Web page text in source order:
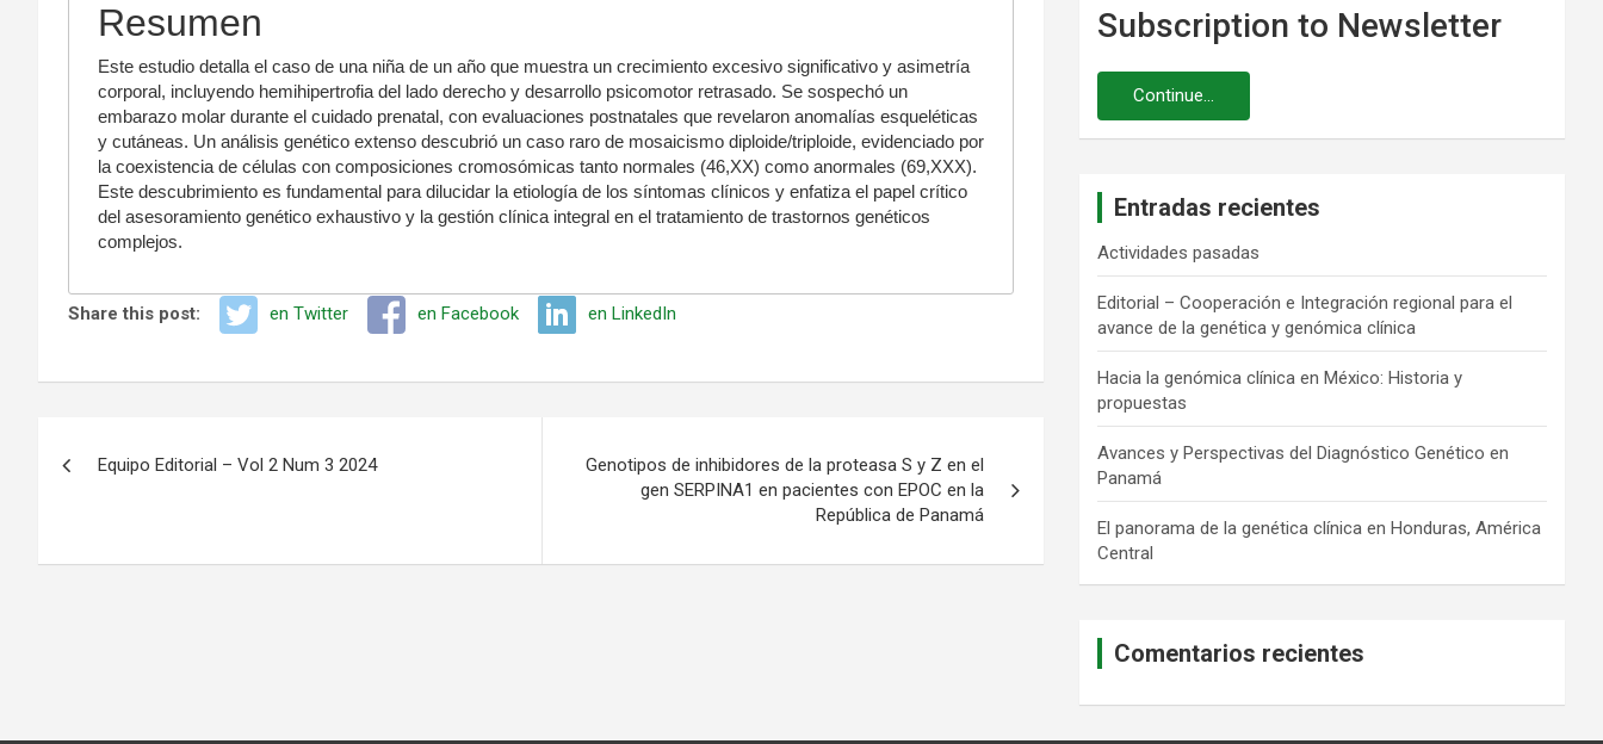
Resumen
Este estudio detalla el caso de una niña de un año que muestra un crecimiento excesivo significativo y asimetría
corporal, incluyendo hemihipertrofia del lado derecho y desarrollo psicomotor retrasado. Se sospechó un
embarazo molar durante el cuidado prenatal, con evaluaciones postnatales que revelaron anomalías esqueléticas
y cutáneas. Un análisis genético extenso descubrió un caso raro de mosaicismo diploide/triploide, evidenciado por
la coexistencia de células con composiciones cromosómicas tanto normales (46,XX) como anormales (69,XXX).
Este descubrimiento es fundamental para dilucidar la etiología de los síntomas clínicos y enfatiza el papel crítico
del asesoramiento genético exhaustivo y la gestión clínica integral en el tratamiento de trastornos genéticos
complejos.
Share this post: en Twitter en Facebook en LinkedIn
Equipo Editorial – Vol 2 Num 3 2024
Genotipos de inhibidores de la proteasa S y Z en el
gen SERPINA1 en pacientes con EPOC en la
República de Panamá
Subscription to Newsletter
Entradas recientes
Actividades pasadas
Editorial – Cooperación e Integración regional para el
avance de la genética y genómica clínica
Hacia la genómica clínica en México: Historia y
propuestas
Avances y Perspectivas del Diagnóstico Genético en
Panamá
El panorama de la genética clínica en Honduras, América
Central
Comentarios recientes